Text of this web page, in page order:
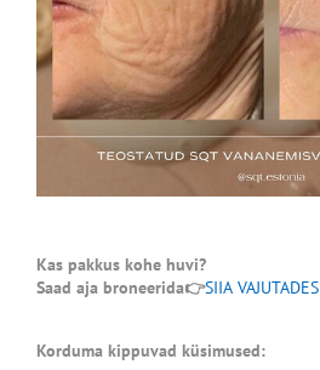
Kas pakkus kohe huvi?
Saad aja broneerida👉SIIA VAJUTADES
Korduma kippuvad küsimused: